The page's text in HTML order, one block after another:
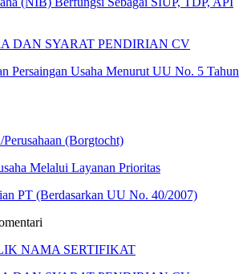
DAN SYARAT PENDIRIAN CV
Persaingan Usaha Menurut UU No. 5 Tahun
Perusahaan (Borgtocht)
Melalui Layanan Prioritas
PT (Berdasarkan UU No. 40/2007)
NAMA SERTIFIKAT